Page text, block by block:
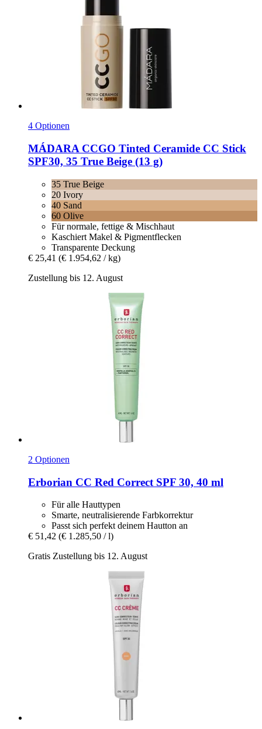
4 Optionen
MÁDARA CCGO Tinted Ceramide CC Stick
SPF30, 35 True Beige (13 g)
35 True Beige
20 Ivory
40 Sand
60 Olive
Für normale, fettige & Mischhaut
Kaschiert Makel & Pigmentflecken
Transparente Deckung
€ 25,41 (€ 1.954,62 / kg)
Zustellung bis 12. August
2 Optionen
Erborian CC Red Correct SPF 30, 40 ml
Für alle Hauttypen
Smarte, neutralisierende Farbkorrektur
Passt sich perfekt deinem Hautton an
€ 51,42 (€ 1.285,50 / l)
Gratis Zustellung bis 12. August